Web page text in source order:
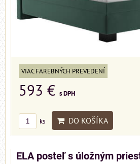
VIAC FAREBNÝCH PREVEDENÍ
593 € s DPH
ks DO KOŠÍKA
ELA posteľ s úložným